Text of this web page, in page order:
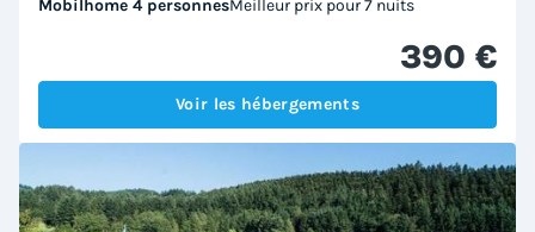
Mobilhome 4 personnesMeilleur prix pour 7 nuits
390 €
Voir les hébergements